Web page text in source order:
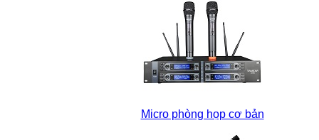
Micro phòng họp cơ bản